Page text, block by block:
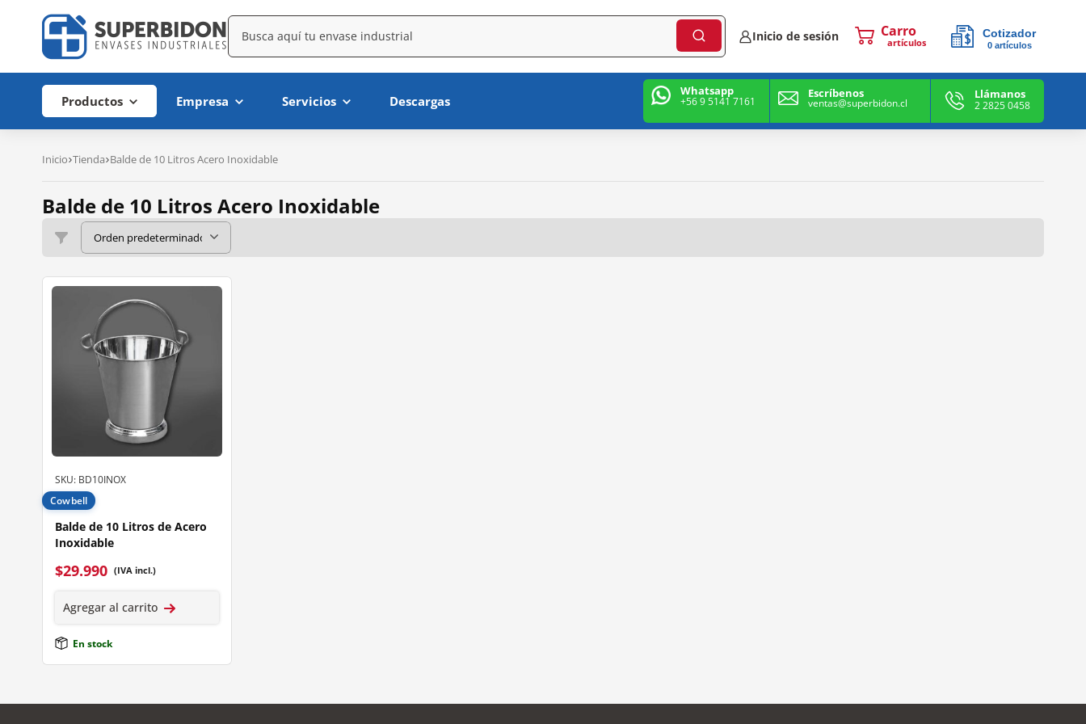
Inicio de sesión artículos
Cotizador
0artículos
Productos Empresa Servicios Descargas
Whatsapp
+56 9 5141 7161
Escríbenos
ventas@superbidon.cl
Llámanos
2 2825 0458
Inicio Tienda Balde de 10 Litros Acero Inoxidable
Balde de 10 Litros Acero Inoxidable
SKU: BD10INOX
Cowbell
Balde de 10 Litros de Acero
Inoxidable
$29.990 (IVA incl.)
Agregar al carrito
En stock